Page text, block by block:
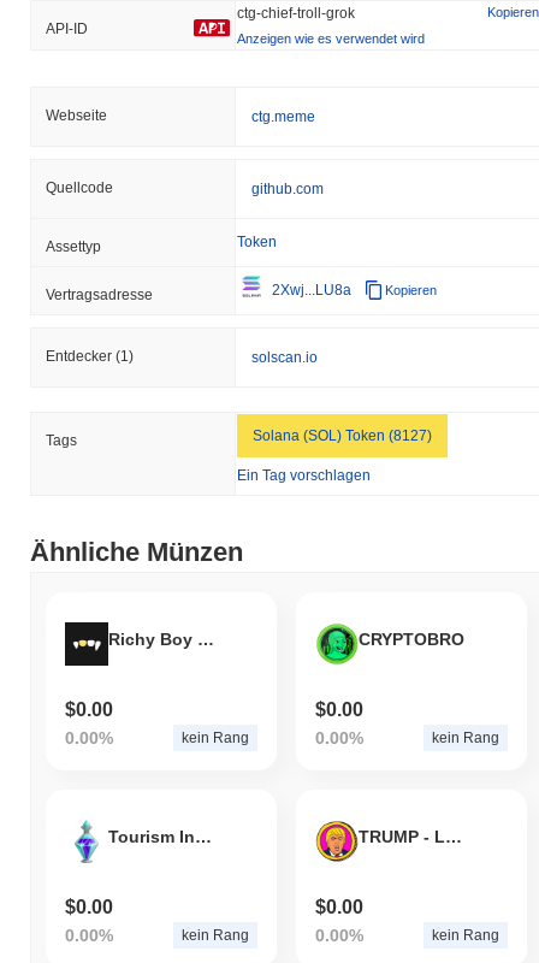
API-ID
ctg-chief-troll-grok
Kopieren
Anzeigen wie es verwendet wird
Webseite ctg.meme
Quellcode github.com
Assettyp Token
Vertragsadresse 2Xwj...LU8a Kopieren
Entdecker (1) solscan.io
Tags Solana (SOL) Token (8127)
Ein Tag vorschlagen
Ähnliche Münzen
Richy Boy Club Games Token
$0.00
0.00% kein Rang
CRYPTOBRO
$0.00
0.00% kein Rang
Tourism Industry Metaverse
$0.00
0.00% kein Rang
TRUMP - Let's Make Memes Great Again
$0.00
0.00% kein Rang